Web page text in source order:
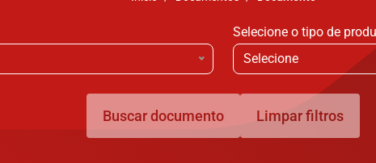
Selecione o tipo de
Selecione
Buscar documento Limpar filtros